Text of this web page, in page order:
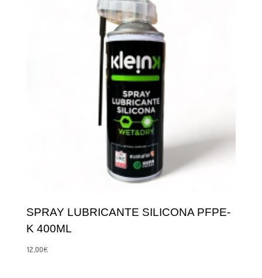
SPRAY LUBRICANTE SILICONA PFPE-
K 400ML
12,00€